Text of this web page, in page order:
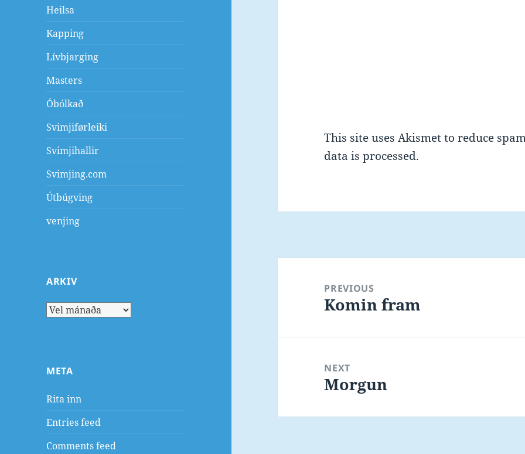
Heilsa
Kapping
Lívbjarging
Masters
Óbólkað
Svimjiførleiki
Svimjihallir
Svimjing.com
Útbúgving
venjing
ARKIV
Arkiv
META
Rita inn
Entries feed
Comments feed
This site uses Akismet to reduce
data is processed.
navigationPREVIOUS
Previous
Komin fram
NEXT
Next
Morgun